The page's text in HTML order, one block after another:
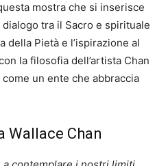
mostra che si inserisce
tra il Sacro e spirituale
della Pietà e l’ispirazione al
la filosofia dell’artista Chan
un ente che abbraccia
Wallace Chan